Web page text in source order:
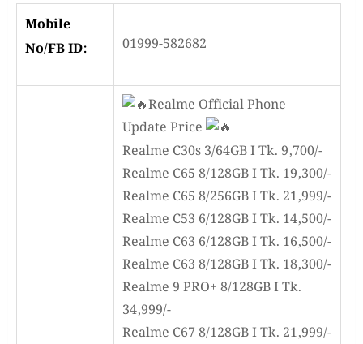
Mobile
No/FB ID:
01999-582682
Realme Official Phone
Update Price
Realme C30s 3/64GB I Tk. 9,700/-
Realme C65 8/128GB I Tk. 19,300/-
Realme C65 8/256GB I Tk. 21,999/-
Realme C53 6/128GB I Tk. 14,500/-
Realme C63 6/128GB I Tk. 16,500/-
Realme C63 8/128GB I Tk. 18,300/-
Realme 9 PRO+ 8/128GB I Tk.
34,999/-
Realme C67 8/128GB I Tk. 21,999/-